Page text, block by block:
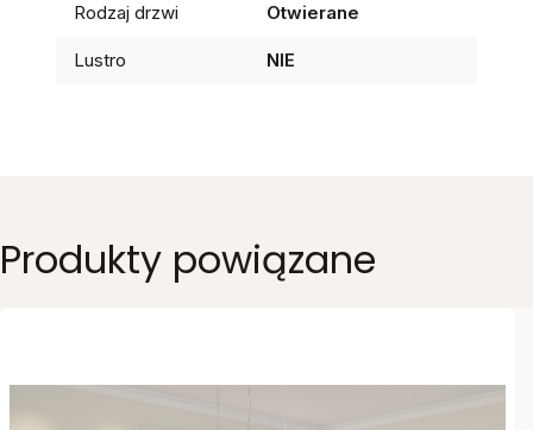
Rodzaj drzwi Otwierane
Lustro NIE
Produkty powiązane